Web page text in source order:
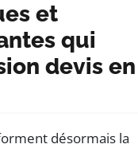
et
qui
devis en
désormais la